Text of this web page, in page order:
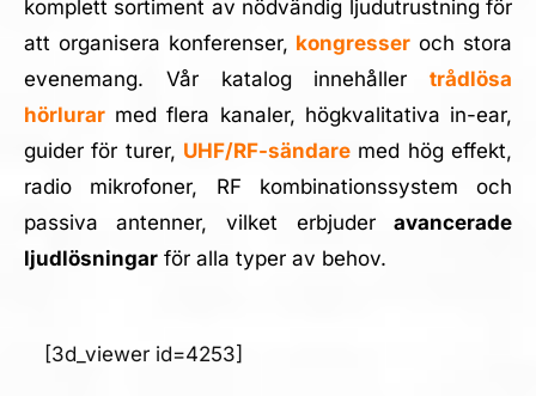
komplett sortiment av nödvändig ljudutrustning för
att organisera konferenser, kongresser och stora
evenemang. Vår katalog innehållertrådlösa
hörlurarmed flera kanaler, högkvalitativa in-ear,
guider för turer, UHF/RF-sändare med hög effekt,
radio mikrofoner, RF kombinationssystem och
passiva antenner, vilket erbjuderavancerade
ljudlösningarför alla typer av behov.
[3d_viewer id=4253]